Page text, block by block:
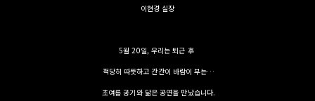
이현경 실장
5월 20일, 우리는 퇴근 후
적당히 따뜻하고 간간이 바람이 부는…
초여름 공기와 닮은 공연을 만났습니다.